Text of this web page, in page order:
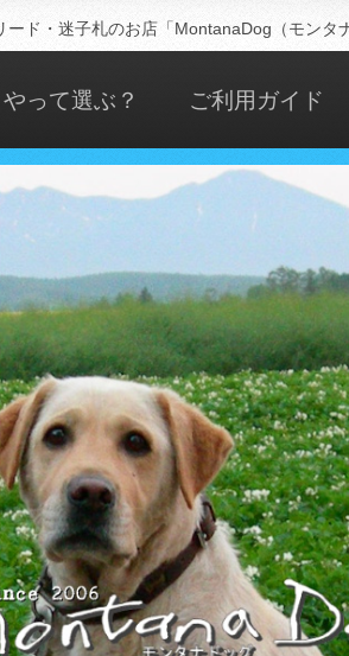
ド・迷子札のお店「MontanaDog（モンタ
って選ぶ？ ご利用ガイド